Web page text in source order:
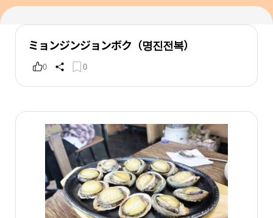
ミョンジンジョンボク（명진전복）
0 0